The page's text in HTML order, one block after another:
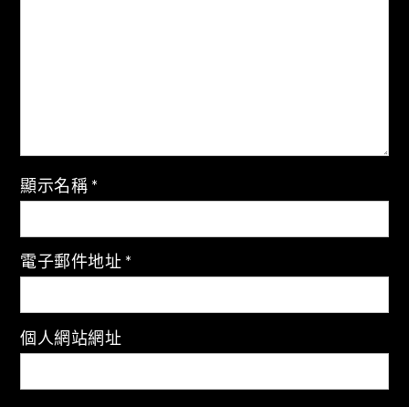
顯示名稱 *
電子郵件地址 *
個人網站網址